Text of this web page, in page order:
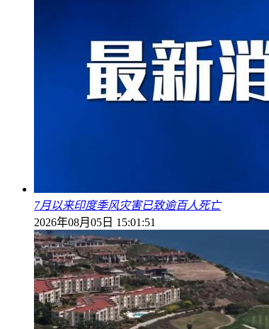
7月以来印度季风灾害已致逾百人死亡
2026年08月05日 15:01:51